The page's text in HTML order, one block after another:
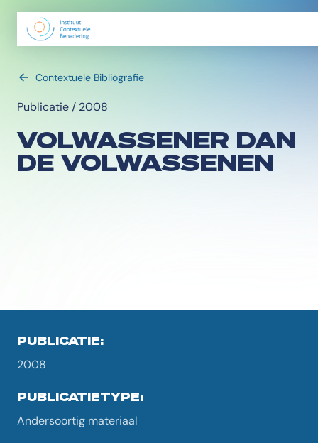
Contextuele Bibliografie
Publicatie / 2008
VOLWASSENER DAN
DE VOLWASSENEN
PUBLICATIE:
2008
PUBLICATIETYPE:
Andersoortig materiaal